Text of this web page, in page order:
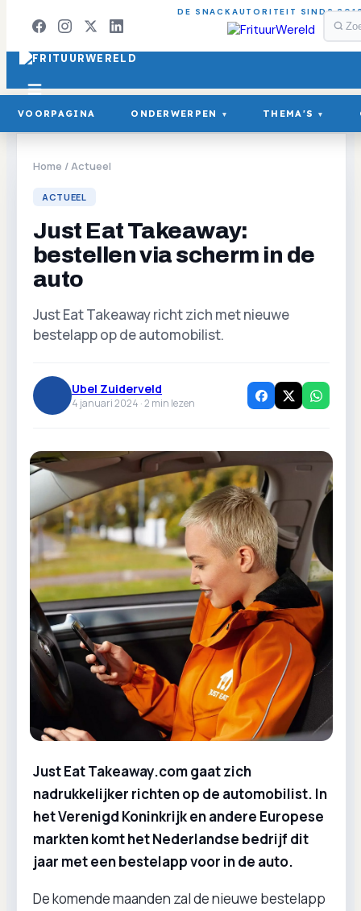
DE SNACKAUTORITEIT SINDS
VOORPAGINA ONDERWERPEN ▾ THEMA'S ▾
Home /Actueel
ACTUEEL
Just Eat Takeaway:
bestellen via scherm in de
auto
Just Eat Takeaway richt zich met nieuwe
bestelapp op de automobilist.
Ubel Zuiderveld
4 januari 2024 ·2 min lezen
Just Eat Takeaway.com gaat zich
nadrukkelijker richten op de automobilist. In
het Verenigd Koninkrijk en andere Europese
markten komt het Nederlandse bedrijf dit
jaar met een bestelapp voor in de auto.
De komende maanden zal de nieuwe bestelapp